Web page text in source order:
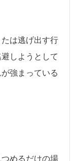
は逃げ出す行
しようとして
強まっている
めるだけの場